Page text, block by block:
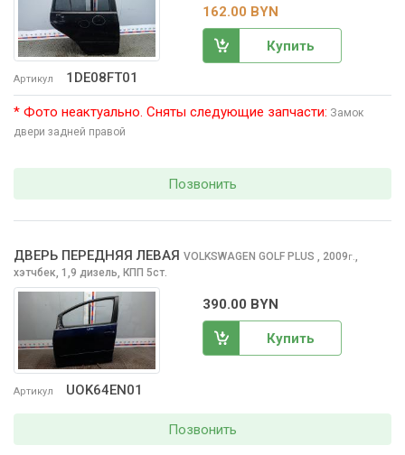
Артикул 1DE08FT01
162.00 BYN
Купить
* Фото неактуально. Сняты следующие запчасти: Замок
двери задней правой
Позвонить
Артикул UOK64EN01
ДВЕРЬ ПЕРЕДНЯЯ ЛЕВАЯ VOLKSWAGEN GOLF PLUS , 2009г.
хэтчбек, 1,9 дизель, КПП 5ст.
390.00 BYN
Купить
Позвонить